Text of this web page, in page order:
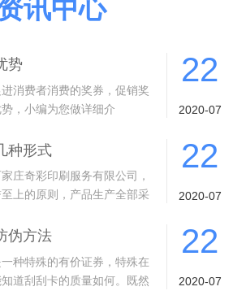
讯中心
势
费者消费的奖券，促销奖
，小编为您做详细介
22
2020-07
种形式
奇彩印刷服务有限公司，
上的原则，产品生产全部采
22
2020-07
伪方法
特殊的有价证券，特殊在
道刮刮卡的质量如何。既然
22
2020-07